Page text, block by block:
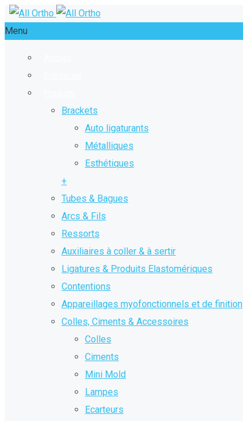
Menu
Brackets
Auto ligaturants
Métalliques
Esthétiques
+
Tubes & Bagues
Arcs & Fils
Ressorts
Auxiliaires à coller & à sertir
Ligatures & Produits Elastomériques
Contentions
Appareillages myofonctionnels et de finition
Colles, Ciments & Accessoires
Colles
Ciments
Mini Mold
Lampes
Ecarteurs